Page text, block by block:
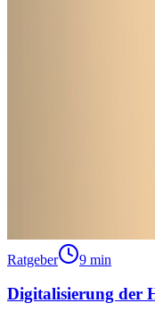
Ratgeber 9 min
Digitalisierung der